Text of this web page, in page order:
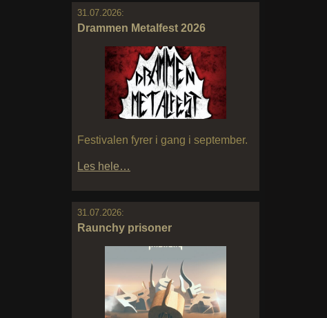
31.07.2026:
Drammen Metalfest 2026
Festivalen fyrer i gang i september.
Les hele…
31.07.2026:
Raunchy prisoner